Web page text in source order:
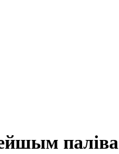
паліва